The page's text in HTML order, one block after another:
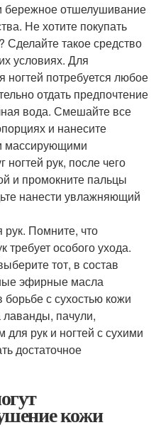
бережное отшелушивание
Не хотите покупать
Сделайте такое средство
условиях. Для
ногтей потребуется любое
отдать предпочтение
вода. Смешайте все
и нанесите
массирующими
рук, после чего
и промокните пальцы
нанести увлажняющий
рук. Помните, что
требует особого ухода.
тот, в состав
эфирные масла
с сухостью кожи
пачули,
рук и ногтей с сухими
достаточное
кожи